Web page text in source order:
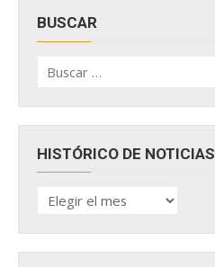
BUSCAR
por:
HISTÓRICO DE NOTICIAS
HISTÓRICO
DE